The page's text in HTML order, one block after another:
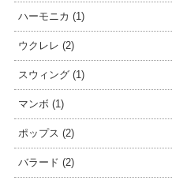
ハーモニカ (1)
ウクレレ (2)
スウィング (1)
マンボ (1)
ポップス (2)
バラード (2)